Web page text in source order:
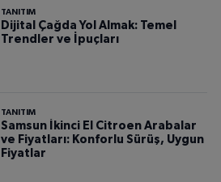
TANITIM
Dijital Çağda Yol Almak: Temel
Trendler ve İpuçları
TANITIM
Samsun İkinci El Citroen Arabalar
ve Fiyatları: Konforlu Sürüş, Uygun
Fiyatlar